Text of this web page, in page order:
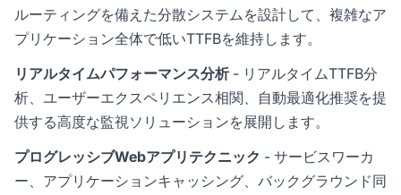
ルーティングを備えた分散システムを設計して、複雑なア
プリケーション全体で低いTTFBを維持します。
リアルタイムパフォーマンス分析- リアルタイムTTFB分
析、ユーザーエクスペリエンス相関、自動最適化推奨を提
供する高度な監視ソリューションを展開します。
プログレッシブWebアプリテクニック - サービスワーカ
ー、アプリケーションキャッシング、バックグラウンド同